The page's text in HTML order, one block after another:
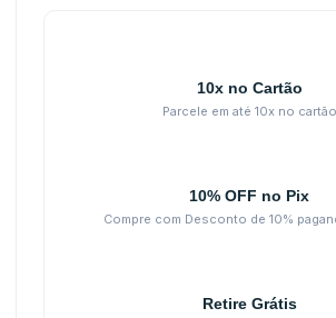
10x no Cartão
Parcele em até 10x no cartão
10% OFF no Pix
Compre com Desconto de 10%
Retire Grátis